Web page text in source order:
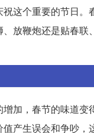
这个重要的节日。
放鞭炮还是贴春联
加，春节的味道变
产生误会和争吵